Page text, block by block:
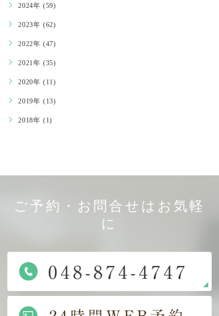
2024年 (59)
2023年 (62)
2022年 (47)
2021年 (35)
2020年 (11)
2019年 (13)
2018年 (1)
ご予約・お問合せはお気軽
に